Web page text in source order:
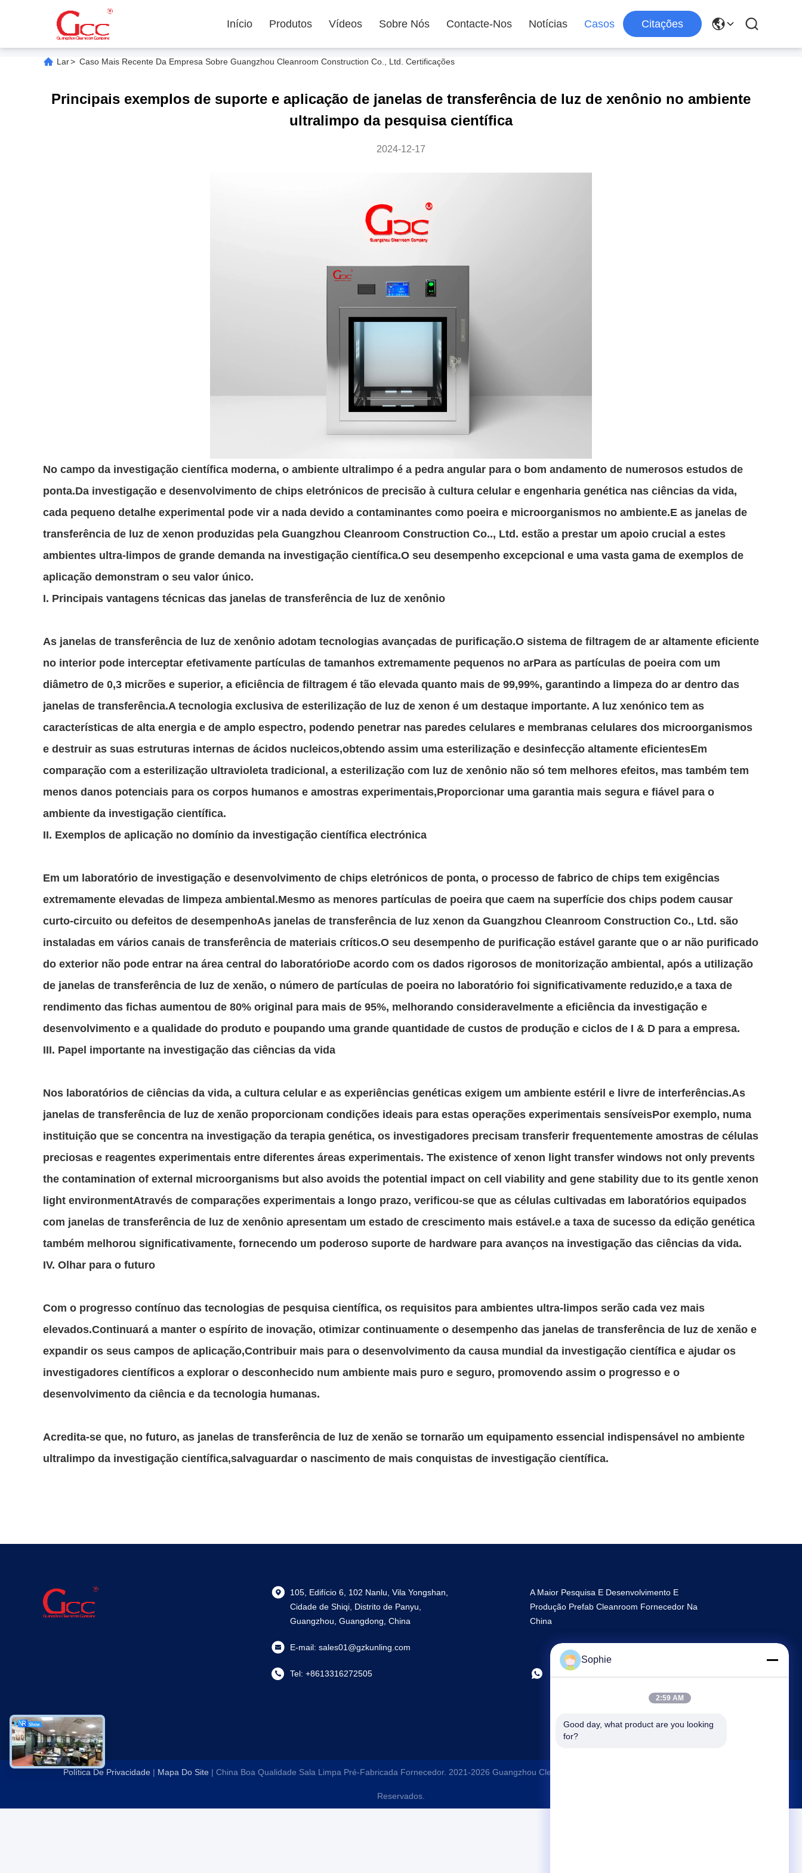
Início Produtos Vídeos Sobre Nós Contacte-Nos Notícias Casos Citações
Lar> Caso Mais Recente Da Empresa Sobre Guangzhou Cleanroom Construction Co., Ltd. Certificações
Principais exemplos de suporte e aplicação de janelas de transferência de luz de xenônio no ambiente
ultralimpo da pesquisa científica
2024-12-17
No campo da investigação científica moderna, o ambiente ultralimpo é a pedra angular para o bom andamento de numerosos estudos de
ponta.Da investigação e desenvolvimento de chips eletrónicos de precisão à cultura celular e engenharia genética nas ciências da vida,
cada pequeno detalhe experimental pode vir a nada devido a contaminantes como poeira e microorganismos no ambiente.E as janelas de
transferência de luz de xenon produzidas pela Guangzhou Cleanroom Construction Co.., Ltd. estão a prestar um apoio crucial a estes
ambientes ultra-limpos de grande demanda na investigação científica.O seu desempenho excepcional e uma vasta gama de exemplos de
aplicação demonstram o seu valor único.
I. Principais vantagens técnicas das janelas de transferência de luz de xenônio
As janelas de transferência de luz de xenônio adotam tecnologias avançadas de purificação.O sistema de filtragem de ar altamente eficiente
no interior pode interceptar efetivamente partículas de tamanhos extremamente pequenos no arPara as partículas de poeira com um
diâmetro de 0,3 micrões e superior, a eficiência de filtragem é tão elevada quanto mais de 99,99%, garantindo a limpeza do ar dentro das
janelas de transferência.A tecnologia exclusiva de esterilização de luz de xenon é um destaque importante. A luz xenónico tem as
características de alta energia e de amplo espectro, podendo penetrar nas paredes celulares e membranas celulares dos microorganismos
e destruir as suas estruturas internas de ácidos nucleicos,obtendo assim uma esterilização e desinfecção altamente eficientesEm
comparação com a esterilização ultravioleta tradicional, a esterilização com luz de xenônio não só tem melhores efeitos, mas também tem
menos danos potenciais para os corpos humanos e amostras experimentais,Proporcionar uma garantia mais segura e fiável para o
ambiente da investigação científica.
II. Exemplos de aplicação no domínio da investigação científica electrónica
Em um laboratório de investigação e desenvolvimento de chips eletrónicos de ponta, o processo de fabrico de chips tem exigências
extremamente elevadas de limpeza ambiental.Mesmo as menores partículas de poeira que caem na superfície dos chips podem causar
curto-circuito ou defeitos de desempenhoAs janelas de transferência de luz xenon da Guangzhou Cleanroom Construction Co., Ltd. são
instaladas em vários canais de transferência de materiais críticos.O seu desempenho de purificação estável garante que o ar não purificado
do exterior não pode entrar na área central do laboratórioDe acordo com os dados rigorosos de monitorização ambiental, após a utilização
de janelas de transferência de luz de xenão, o número de partículas de poeira no laboratório foi significativamente reduzido,e a taxa de
rendimento das fichas aumentou de 80% original para mais de 95%, melhorando consideravelmente a eficiência da investigação e
desenvolvimento e a qualidade do produto e poupando uma grande quantidade de custos de produção e ciclos de I & D para a empresa.
III. Papel importante na investigação das ciências da vida
Nos laboratórios de ciências da vida, a cultura celular e as experiências genéticas exigem um ambiente estéril e livre de interferências.As
janelas de transferência de luz de xenão proporcionam condições ideais para estas operações experimentais sensíveisPor exemplo, numa
instituição que se concentra na investigação da terapia genética, os investigadores precisam transferir frequentemente amostras de células
preciosas e reagentes experimentais entre diferentes áreas experimentais. The existence of xenon light transfer windows not only prevents
the contamination of external microorganisms but also avoids the potential impact on cell viability and gene stability due to its gentle xenon
light environmentAtravés de comparações experimentais a longo prazo, verificou-se que as células cultivadas em laboratórios equipados
com janelas de transferência de luz de xenônio apresentam um estado de crescimento mais estável.e a taxa de sucesso da edição genética
também melhorou significativamente, fornecendo um poderoso suporte de hardware para avanços na investigação das ciências da vida.
IV. Olhar para o futuro
Com o progresso contínuo das tecnologias de pesquisa científica, os requisitos para ambientes ultra-limpos serão cada vez mais
elevados.Continuará a manter o espírito de inovação, otimizar continuamente o desempenho das janelas de transferência de luz de xenão e
expandir os seus campos de aplicação,Contribuir mais para o desenvolvimento da causa mundial da investigação científica e ajudar os
investigadores científicos a explorar o desconhecido num ambiente mais puro e seguro, promovendo assim o progresso e o
desenvolvimento da ciência e da tecnologia humanas.
Acredita-se que, no futuro, as janelas de transferência de luz de xenão se tornarão um equipamento essencial indispensável no ambiente
ultralimpo da investigação científica,salvaguardar o nascimento de mais conquistas de investigação científica.
105, Edifício 6, 102 Nanlu, Vila Yongshan,
Cidade de Shiqi, Distrito de Panyu,
Guangzhou, Guangdong, China
E-mail: sales01@gzkunling.com
Tel: +8613316272505
A Maior Pesquisa E Desenvolvimento E
Produção Prefab Cleanroom Fornecedor Na
China
Política De Privacidade| Mapa Do Site| China Boa Qualidade Sala Limpa Pré-Fabricada Fornecedor. 2021-2026 Guangzhou Cleanroom Construction Co., Ltd.
Reservados.
Sophie
2:59 AM
Good day, what product are you looking
for?